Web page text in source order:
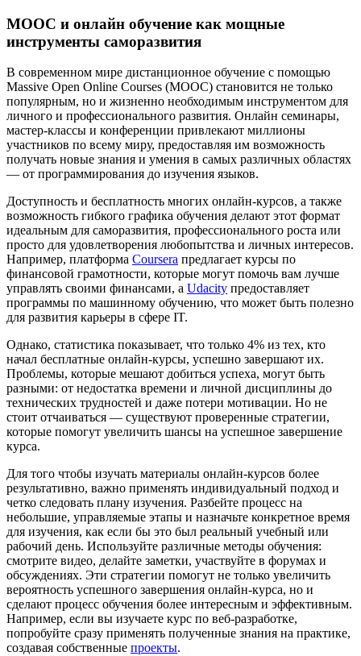
MOOC и онлайн обучение как мощные
инструменты саморазвития
В современном мире дистанционное обучение с помощью
Massive Open Online Courses (MOOC) становится не только
популярным, но и жизненно необходимым инструментом для
личного и профессионального развития. Онлайн семинары,
мастер-классы и конференции привлекают миллионы
участников по всему миру, предоставляя им возможность
получать новые знания и умения в самых различных областях
— от программирования до изучения языков.
Доступность и бесплатность многих онлайн-курсов, а также
возможность гибкого графика обучения делают этот формат
идеальным для саморазвития, профессионального роста или
просто для удовлетворения любопытства и личных интересов.
Например, платформа Coursera предлагает курсы по
финансовой грамотности, которые могут помочь вам лучше
управлять своими финансами, а Udacity предоставляет
программы по машинному обучению, что может быть полезно
для развития карьеры в сфере IT.
Однако, статистика показывает, что только 4% из тех, кто
начал бесплатные онлайн-курсы, успешно завершают их.
Проблемы, которые мешают добиться успеха, могут быть
разными: от недостатка времени и личной дисциплины до
технических трудностей и даже потери мотивации. Но не
стоит отчаиваться — существуют проверенные стратегии,
которые помогут увеличить шансы на успешное завершение
курса.
Для того чтобы изучать материалы онлайн-курсов более
результативно, важно применять индивидуальный подход и
четко следовать плану изучения. Разбейте процесс на
небольшие, управляемые этапы и назначьте конкретное время
для изучения, как если бы это был реальный учебный или
рабочий день. Используйте различные методы обучения:
смотрите видео, делайте заметки, участвуйте в форумах и
обсуждениях. Эти стратегии помогут не только увеличить
вероятность успешного завершения онлайн-курса, но и
сделают процесс обучения более интересным и эффективным.
Например, если вы изучаете курс по веб-разработке,
попробуйте сразу применять полученные знания на практике,
создавая собственные проекты.